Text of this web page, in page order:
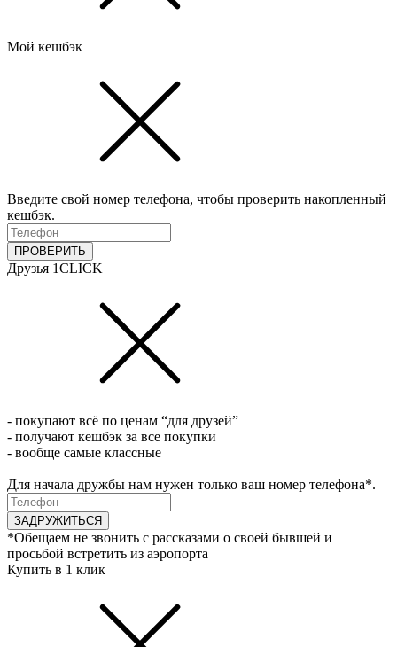
Мой кешбэк
Введите свой номер телефона, чтобы проверить накопленный
кешбэк.
ПРОВЕРИТЬ
Друзья 1CLICK
- покупают всё по ценам “для друзей”
- получают кешбэк за все покупки
- вообще самые классные
Для начала дружбы нам нужен только ваш номер телефона*.
ЗАДРУЖИТЬСЯ
*Обещаем не звонить с рассказами о своей бывшей и
просьбой встретить из аэропорта
Купить в 1 клик